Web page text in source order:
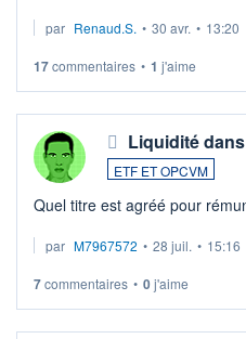
Investissement long terme tip
par Renaud.S. • 30 avr. • 13:20
17commentaires • 1 j'aime
Liquidité
ETF ET OPCVM
Quel titre est agréé pour
par M7967572 • 28 juil. • 15:16
7commentaires • 0j'aime